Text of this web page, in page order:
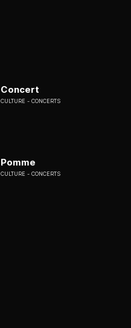
Concert
CULTURE CONCERTS
Pomme
CULTURE CONCERTS